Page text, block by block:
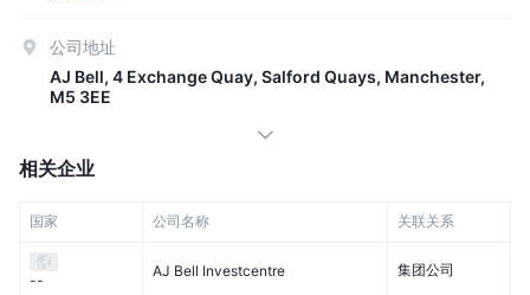
公司地址
AJ Bell, 4 Exchange Quay, Salford Quays, Manchester,
M5 3EE
相关企业
国家 公司名称 关联关系
--
AJ Bell Investcentre 集团公司